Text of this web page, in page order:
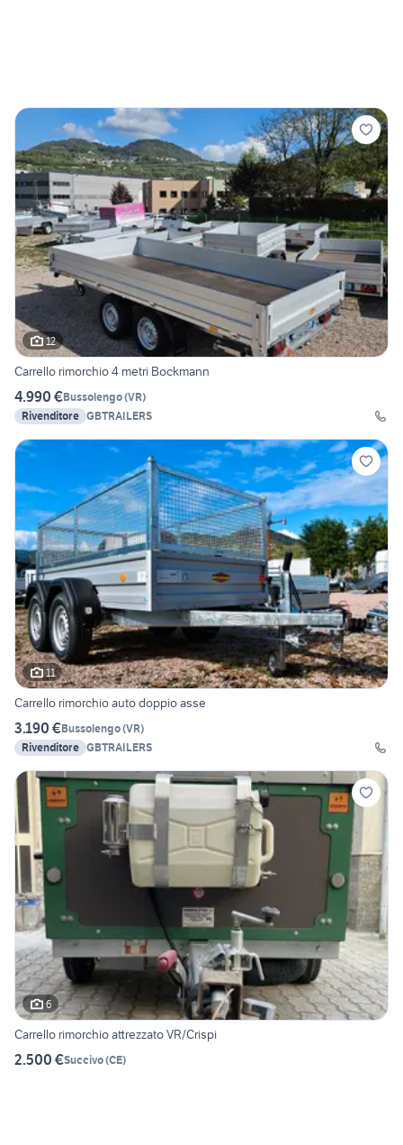
12
Carrello rimorchio 4 metri Bockmann
4.990 €Bussolengo(VR)
Rivenditore GBTRAILERS
11
Carrello rimorchio auto doppio asse
3.190 €Bussolengo(VR)
Rivenditore GBTRAILERS
6
Carrello rimorchio attrezzato VR/Crispi
2.500 €Succivo(CE)